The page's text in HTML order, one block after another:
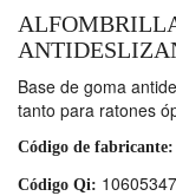
Base de goma
tanto para ratones
Código de fabricante:
Código Qi: 10605347